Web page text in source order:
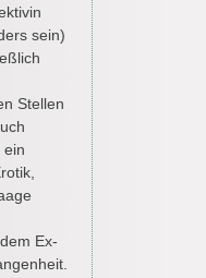
sein)
Stellen
ein
Ex-